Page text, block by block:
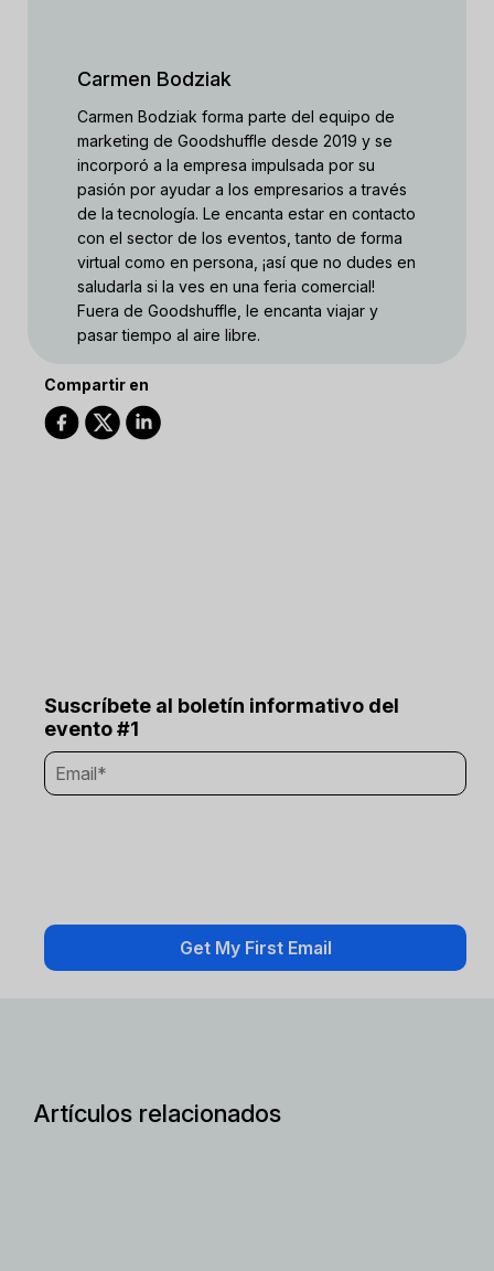
Carmen Bodziak
Carmen Bodziak forma parte del equipo de
marketing de Goodshuffle desde 2019 y se
incorporó a la empresa impulsada por su
pasión por ayudar a los empresarios a través
de la tecnología. Le encanta estar en contacto
con el sector de los eventos, tanto de forma
virtual como en persona, ¡así que no dudes en
saludarla si la ves en una feria comercial!
Fuera de Goodshuffle, le encanta viajar y
pasar tiempo al aire libre.
Compartir en
Suscríbete al boletín informativo del
evento #1
Artículos relacionados